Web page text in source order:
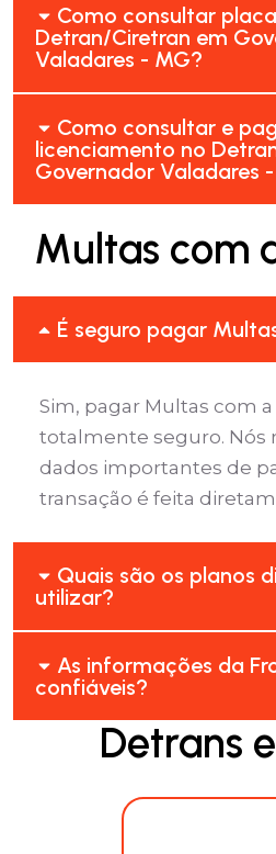
Como consultar
Detran/Ciretran em
Valadares - MG?
Como consultar e
licenciamento no
Governador Valadares
Multas com
É seguro pagar
Sim, pagar Multas com a
totalmente seguro. Nós
dados importantes de
transação é feita
Quais são os planos
utilizar?
As informações da
confiáveis?
Detrans